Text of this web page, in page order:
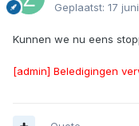
Geplaatst: 17
Kunnen we nu eens
[admin] Beledigingen